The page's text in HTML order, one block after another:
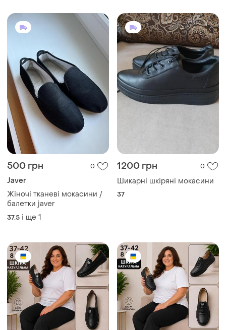
500 грн 0
Javer
Жіночі тканеві мокасини /
балетки javer
37.5 і ще 1
1200 грн 0
Шикарні шкіряні мокасини
37